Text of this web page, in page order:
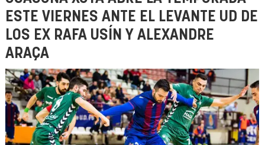
ESTE VIERNES ANTE EL LEVANTE UD DE
LOS EX RAFA USÍN Y ALEXANDRE
ARAÇA